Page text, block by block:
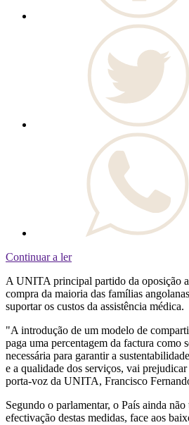
Continuar a ler
A UNITA principal partido da oposição
compra da maioria das famílias
suportar os custos da assistência médica.
"A introdução de um modelo de
paga uma percentagem da factura como
necessária para garantir a
e a qualidade dos serviços, vai
porta-voz da UNITA, Francisco
Segundo o parlamentar, o País ainda
efectivação destas medidas, face aos